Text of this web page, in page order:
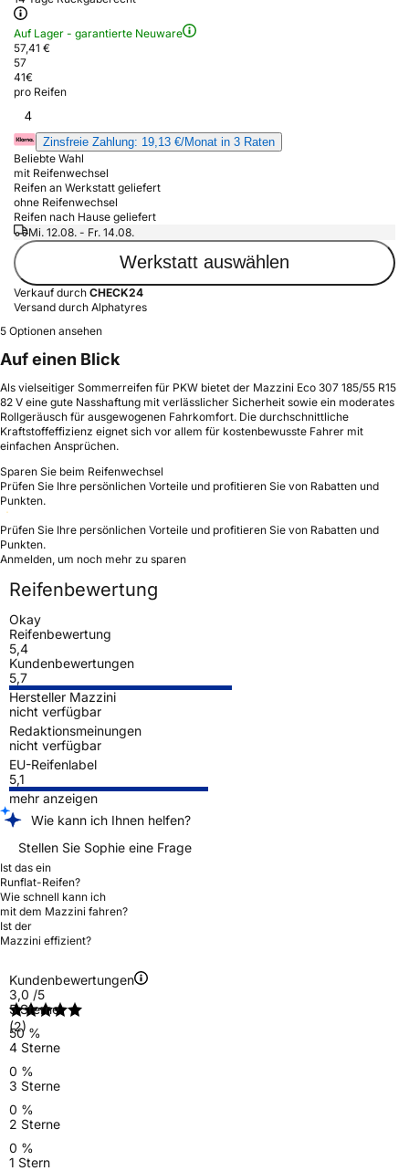
Auf Lager - garantierte Neuware
57,41 €
57
41€
pro Reifen
4
Zinsfreie Zahlung: 19,13 €/Monat in 3 Raten
Beliebte Wahl
mit Reifenwechsel
Reifen an Werkstatt geliefert
ohne Reifenwechsel
Reifen nach Hause geliefert
Mi. 12.08. - Fr. 14.08.
Werkstatt auswählen
Verkauf durch CHECK24
Versand durch Alphatyres
5 Optionen ansehen
Auf einen Blick
Als vielseitiger Sommerreifen für PKW bietet der Mazzini Eco 307 185/55 R15
82 V eine gute Nasshaftung mit verlässlicher Sicherheit sowie ein moderates
Rollgeräusch für ausgewogenen Fahrkomfort. Die durchschnittliche
Kraftstoffeffizienz eignet sich vor allem für kostenbewusste Fahrer mit
einfachen Ansprüchen.
Sparen Sie beim Reifenwechsel
Prüfen Sie Ihre persönlichen Vorteile und profitieren Sie von Rabatten und
Punkten.
Prüfen Sie Ihre persönlichen Vorteile und profitieren Sie von Rabatten und
Punkten.
Anmelden, um noch mehr zu sparen
Reifenbewertung
Okay
Reifenbewertung
5,4
Kundenbewertungen
5,7
Hersteller Mazzini
nicht verfügbar
Redaktionsmeinungen
nicht verfügbar
EU-Reifenlabel
5,1
mehr anzeigen
Wie kann ich Ihnen helfen?
Stellen Sie Sophie eine Frage
Ist das ein
Runflat-Reifen?
Wie schnell kann ich
mit dem Mazzini fahren?
Ist der
Mazzini effizient?
Kundenbewertungen
3,0 /5
(2)
5 Sterne
50 %
4 Sterne
0 %
3 Sterne
0 %
2 Sterne
0 %
1 Stern